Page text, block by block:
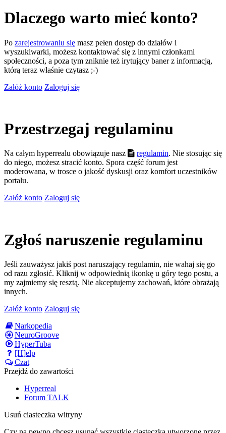
Dlaczego warto mieć konto?
Po zarejestrowaniu się masz pełen dostęp do działów i
wyszukiwarki, możesz kontaktować się z innymi członkami
społeczności, a poza tym zniknie też irytujący baner z informacją,
którą teraz właśnie czytasz ;-)
Załóż konto Zaloguj się
Przestrzegaj regulaminu
Na całym hyperrealu obowiązuje nasz regulamin. Nie stosując się
do niego, możesz stracić konto. Spora część forum jest
moderowana, w trosce o jakość dyskusji oraz komfort uczestników
portalu.
Załóż konto Zaloguj się
Zgłoś naruszenie regulaminu
Jeśli zauważysz jakiś post naruszający regulamin, nie wahaj się go
od razu zgłosić. Kliknij w odpowiednią ikonkę u góry tego postu, a
my zajmiemy się resztą. Nie akceptujemy zachowań, które obrażają
innych.
Załóż konto Zaloguj się
Narkopedia
NeuroGroove
HyperTuba
[H]elp
Czat
Przejdź do zawartości
Hyperreal
Forum TALK
Usuń ciasteczka witryny